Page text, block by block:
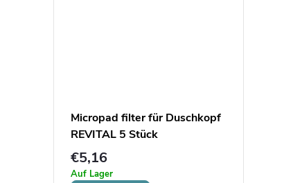
Micropad filter für Duschkopf
REVITAL 5 Stück
€5,16
Auf Lager